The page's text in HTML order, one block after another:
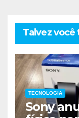
Talvez
TECNOLOGIA
Sony